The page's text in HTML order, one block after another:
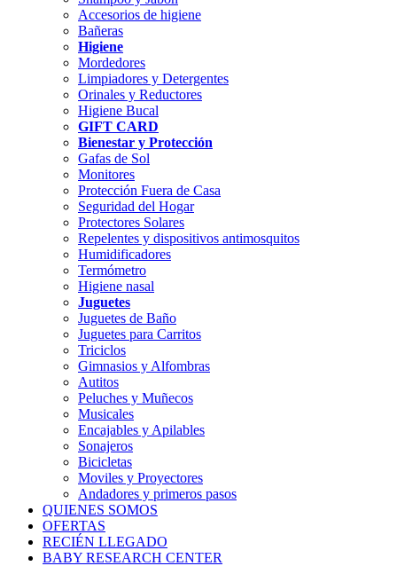
Accesorios de higiene
Bañeras
Higiene
Mordedores
Limpiadores y Detergentes
Orinales y Reductores
Higiene Bucal
GIFT CARD
Bienestar y Protección
Gafas de Sol
Monitores
Protección Fuera de Casa
Seguridad del Hogar
Protectores Solares
Repelentes y dispositivos antimosquitos
Humidificadores
Termómetro
Higiene nasal
Juguetes
Juguetes de Baño
Juguetes para Carritos
Triciclos
Gimnasios y Alfombras
Autitos
Peluches y Muñecos
Musicales
Encajables y Apilables
Sonajeros
Bicicletas
Moviles y Proyectores
Andadores y primeros pasos
QUIENES SOMOS
OFERTAS
RECIÉN LLEGADO
BABY RESEARCH CENTER